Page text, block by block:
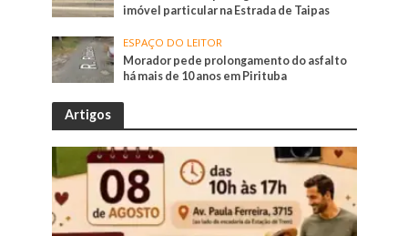
imóvel particular na Estrada de Taipas
ESPAÇO DO LEITOR
Morador pede prolongamento do asfalto
há mais de 10 anos em Pirituba
Artigos